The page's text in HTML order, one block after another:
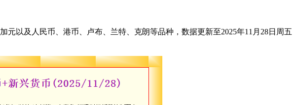
以及人民币、港币、卢布、兰特、克朗等品种，数据更新至2025年11月28日周五